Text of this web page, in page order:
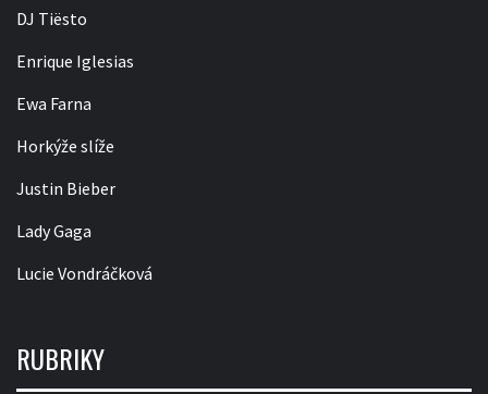
DJ Tiësto
Enrique Iglesias
Ewa Farna
Horkýže slíže
Justin Bieber
Lady Gaga
Lucie Vondráčková
RUBRIKY